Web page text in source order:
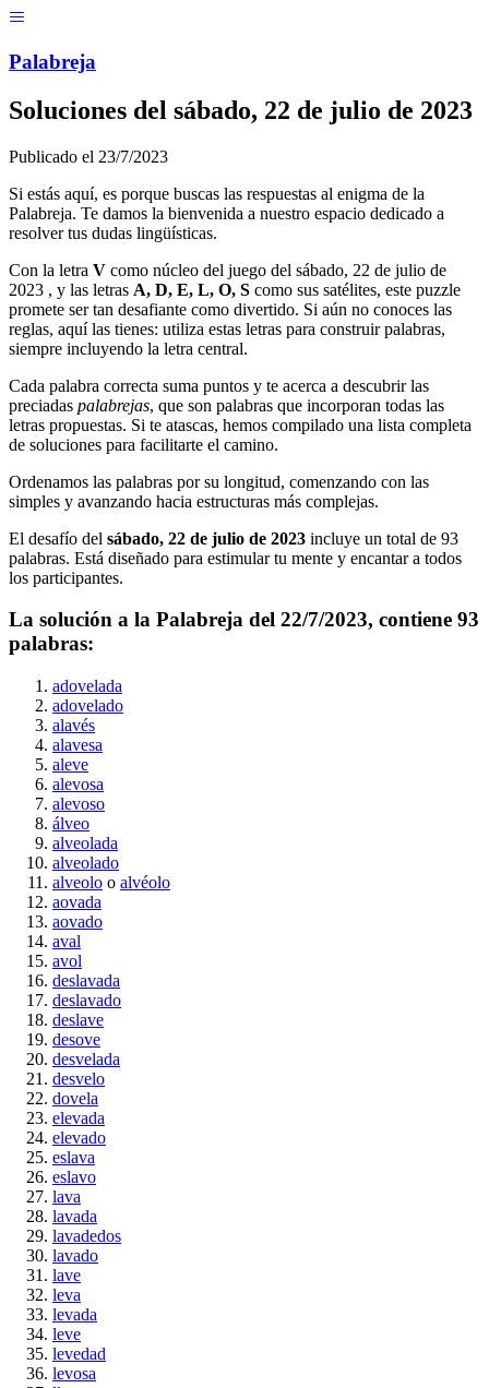
Palabreja
Soluciones del sábado, 22 de julio de 2023
Publicado el 23/7/2023
Si estás aquí, es porque buscas las respuestas al enigma de la
Palabreja. Te damos la bienvenida a nuestro espacio dedicado a
resolver tus dudas lingüísticas.
Con la letra V como núcleo del juego del sábado, 22 de julio de
2023 , y las letras A, D, E, L, O, S como sus satélites, este puzzle
promete ser tan desafiante como divertido. Si aún no conoces las
reglas, aquí las tienes: utiliza estas letras para construir palabras,
siempre incluyendo la letra central.
Cada palabra correcta suma puntos y te acerca a descubrir las
preciadas palabrejas, que son palabras que incorporan todas las
letras propuestas. Si te atascas, hemos compilado una lista completa
de soluciones para facilitarte el camino.
Ordenamos las palabras por su longitud, comenzando con las
simples y avanzando hacia estructuras más complejas.
El desafío del sábado, 22 de julio de 2023 incluye un total de 93
palabras. Está diseñado para estimular tu mente y encantar a todos
los participantes.
La solución a la Palabreja del 22/7/2023, contiene 93
palabras:
adovelada
adovelado
alavés
alavesa
aleve
alevosa
alevoso
álveo
alveolada
alveolado
alveolo o alvéolo
aovada
aovado
aval
avol
deslavada
deslavado
deslave
desove
desvelada
desvelo
dovela
elevada
elevado
eslava
eslavo
lava
lavada
lavadedos
lavado
lave
leva
levada
leve
levedad
levosa